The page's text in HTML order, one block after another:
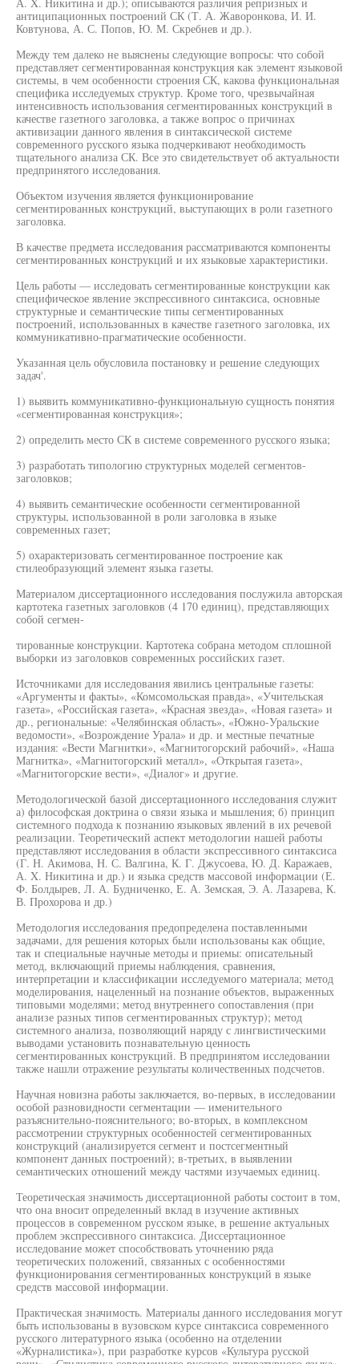
антиципационных построений СК (Т. А. Жаворонкова, И. И.
Ковтунова, А. С. Попов, Ю. М. Скребнев и др.).
Между тем далеко не выяснены следующие вопросы: что собой
представляет сегментированная конструкция как элемент языковой
системы, в чем особенности строения СК, какова функциональная
специфика исследуемых структур. Кроме того, чрезвычайная
интенсивность использования сегментированных конструкций в
качестве газетного заголовка, а также вопрос о причинах
активизации данного явления в синтаксической системе
современного русского языка подчеркивают необходимость
тщательного анализа СК. Все это свидетельствует об актуальности
предпринятого исследования.
Объектом изучения является функционирование
сегментированных конструкций, выступающих в роли газетного
заголовка.
В качестве предмета исследования рассматриваются компоненты
сегментированных конструкций и их языковые характеристики.
Цель работы — исследовать сегментированные конструкции как
специфическое явление экспрессивного синтаксиса, основные
структурные и семантические типы сегментированных
построений, использованных в качестве газетного заголовка, их
коммуникативно-прагматические особенности.
Указанная цель обусловила постановку и решение следующих
задач'.
1) выявить коммуникативно-функциональную сущность понятия
«сегментированная конструкция»;
2) определить место СК в системе современного русского языка;
3) разработать типологию структурных моделей сегментов-
заголовков;
4) выявить семантические особенности сегментированной
структуры, использованной в роли заголовка в языке
современных газет;
5) охарактеризовать сегментированное построение как
стилеобразующий элемент языка газеты.
Материалом диссертационного исследования послужила авторская
картотека газетных заголовков (4 170 единиц), представляющих
собой сегмен-
тированные конструкции. Картотека собрана методом сплошной
выборки из заголовков современных российских газет.
Источниками для исследования явились центральные газеты:
«Аргументы и факты», «Комсомольская правда», «Учительская
газета», «Российская газета», «Красная звезда», «Новая газета» и
др., региональные: «Челябинская область», «Южно-Уральские
ведомости», «Возрождение Урала» и др. и местные печатные
издания: «Вести Магнитки», «Магнитогорский рабочий», «Наша
Магнитка», «Магнитогорский металл», «Открытая газета»,
«Магнитогорские вести», «Диалог» и другие.
Методологической базой диссертационного исследования служит
а) философская доктрина о связи языка и мышления; б) принцип
системного подхода к познанию языковых явлений в их речевой
реализации. Теоретический аспект методологии нашей работы
представляют исследования в области экспрессивного синтаксиса
(Г. Н. Акимова, Н. С. Валгина, К. Г. Джусоева, Ю. Д. Каражаев,
А. X. Никитина и др.) и языка средств массовой информации (Е.
Ф. Болдырев, Л. А. Будниченко, Е. А. Земская, Э. А. Лазарева, К.
В. Прохорова и др.)
Методология исследования предопределена поставленными
задачами, для решения которых были использованы как общие,
так и специальные научные методы и приемы: описательный
метод, включающий приемы наблюдения, сравнения,
интерпретации и классификации исследуемого материала; метод
моделирования, нацеленный на познание объектов, выраженных
типовыми моделями; метод внутреннего сопоставления (при
анализе разных типов сегментированных структур); метод
системного анализа, позволяющий наряду с лингвистическими
выводами установить познавательную ценность
сегментированных конструкций. В предпринятом исследовании
также нашли отражение результаты количественных подсчетов.
Научная новизна работы заключается, во-первых, в исследовании
особой разновидности сегментации — именительного
разъяснительно-пояснительного; во-вторых, в комплексном
рассмотрении структурных особенностей сегментированных
конструкций (анализируется сегмент и постсегментный
компонент данных построений); в-третьих, в выявлении
семантических отношений между частями изучаемых единиц.
Теоретическая значимость диссертационной работы состоит в том,
что она вносит определенный вклад в изучение активных
процессов в современном русском языке, в решение актуальных
проблем экспрессивного синтаксиса. Диссертационное
исследование может способствовать уточнению ряда
теоретических положений, связанных с особенностями
функционирования сегментированных конструкций в языке
средств массовой информации.
Практическая значимость. Материалы данного исследования могут
быть использованы в вузовском курсе синтаксиса современного
русского литературного языка (особенно на отделении
«Журналистика»), при разработке курсов «Культура русской